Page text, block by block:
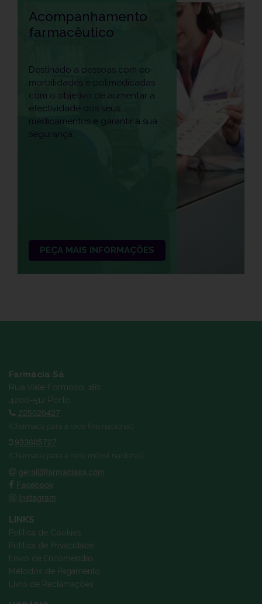
Acompanhamento
farmacêutico
Destinado a pessoas com co-
morbilidades e polimedicadas
com o objetivo de aumentar a
efectividade dos seus
medicamentos e garantir a sua
segurança.
PEÇA MAIS INFORMAÇÕES
Farmácia Sá
Rua Vale Formoso, 181
4200-512 Porto
225020427
(Chamada para a rede fixa nacional)
933605727
(Chamada para a rede móvel nacional)
geral@farmaciasa.com
Facebook
Instagram
LINKS
Política de Cookies
Política de Privacidade
Envio de Encomendas
Métodos de Pagamento
Livro de Reclamações